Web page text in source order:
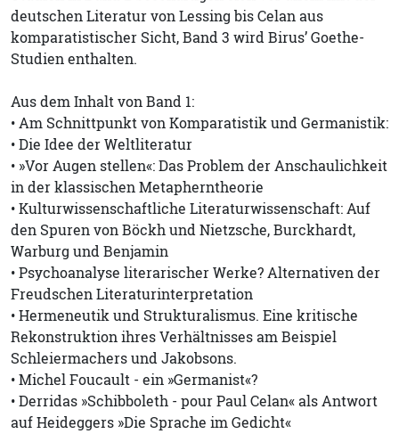
deutschen Literatur von Lessing bis Celan aus
komparatistischer Sicht, Band 3 wird Birus’ Goethe-
Studien enthalten.
Aus dem Inhalt von Band 1:
• Am Schnittpunkt von Komparatistik und Germanistik:
• Die Idee der Weltliteratur
• »Vor Augen stellen«: Das Problem der Anschaulichkeit
in der klassischen Metapherntheorie
• Kulturwissenschaftliche Literaturwissenschaft: Auf
den Spuren von Böckh und Nietzsche, Burckhardt,
Warburg und Benjamin
• Psychoanalyse literarischer Werke? Alternativen der
Freudschen Literaturinterpretation
• Hermeneutik und Strukturalismus. Eine kritische
Rekonstruktion ihres Verhältnisses am Beispiel
Schleiermachers und Jakobsons.
• Michel Foucault - ein »Germanist«?
• Derridas »Schibboleth - pour Paul Celan« als Antwort
auf Heideggers »Die Sprache im Gedicht«